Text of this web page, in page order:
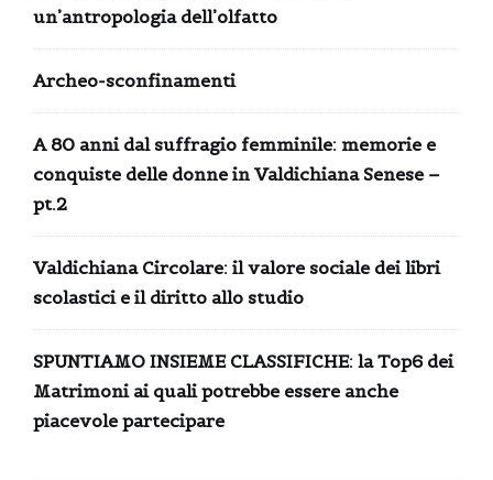
un’antropologia dell’olfatto
Archeo-sconfinamenti
A 80 anni dal suffragio femminile: memorie e
conquiste delle donne in Valdichiana Senese –
pt.2
Valdichiana Circolare: il valore sociale dei libri
scolastici e il diritto allo studio
SPUNTIAMO INSIEME CLASSIFICHE: la Top6 dei
Matrimoni ai quali potrebbe essere anche
piacevole partecipare